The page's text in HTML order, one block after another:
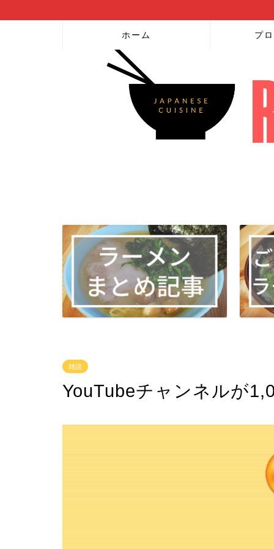
ホーム プ
雑談
YouTubeチャンネルが